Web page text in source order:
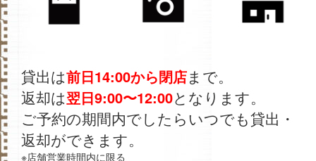
貸出は前日14:00から閉店まで。
返却は翌日9:00〜12:00となります。
ご予約の期間内でしたらいつでも貸出・
返却ができます。
※店舗営業時間内に限る